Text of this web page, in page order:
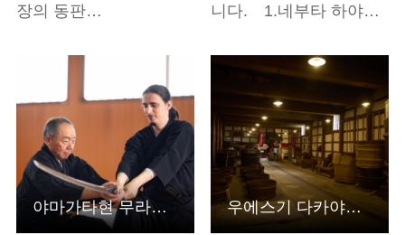
장의 동판…
니다. 1.네부타 하야…
기본정보 보기
야마가타현 무라야마시] 합기도 발상지 '합기도 사무라이 체험'
기본정보 보기
우에스기 다카야마 공의 마음을 잇는 프리미엄 오픈팩토리